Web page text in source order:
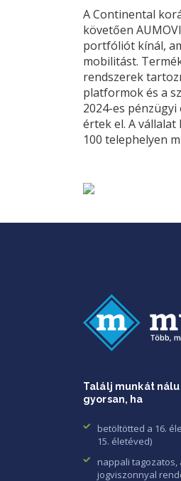
A Continental
követően
portfóliót kínál,
mobilitást.
rendszerek
platformok és a
2024-es
értek el. A
100 telephelyen
Találj munkát
gyorsan, ha
betöltötted a 16.
15. életéved)
nappali tagozatos,
jogviszonnyal